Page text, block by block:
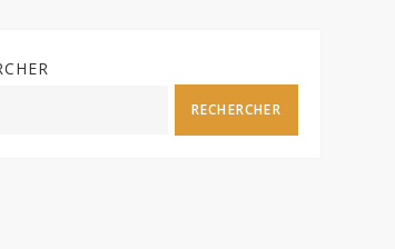
RECHERCHER